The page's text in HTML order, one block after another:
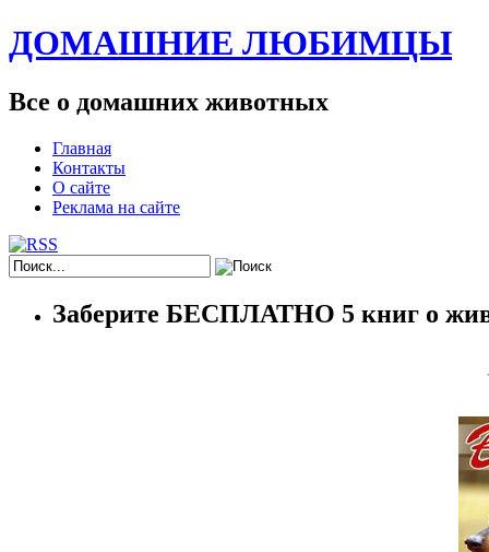
ДОМАШНИЕ ЛЮБИМЦЫ
Все о домашних животных
Главная
Контакты
О сайте
Реклама на сайте
Заберите БЕСПЛАТНО 5 книг о